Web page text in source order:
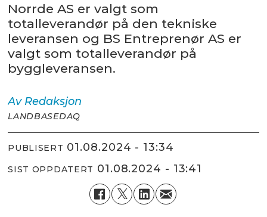
Norrde AS er valgt som
totalleverandør på den tekniske
leveransen og BS Entreprenør AS er
valgt som totalleverandør på
byggleveransen.
Av Redaksjon
LANDBASEDAQ
PUBLISERT 01.08.2024 - 13:34
SIST OPPDATERT 01.08.2024 - 13:41